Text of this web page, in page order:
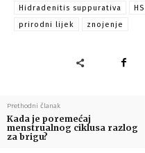
Hidradenitis suppurativa
HS
prirodni lijek
znojenje
Prethodni članak
Kada je poremećaj
menstrualnog ciklusa razlog
za brigu?